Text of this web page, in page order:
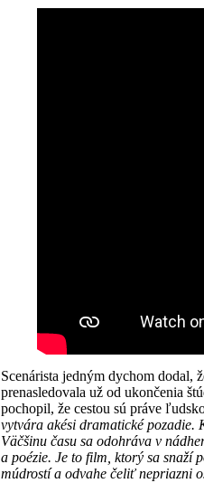
Scenárista jedným dychom dodal,
prenasledovala už od ukončenia
pochopil, že cestou sú práve
vytvára akési dramatické pozadie.
Väčšinu času sa odohráva v
a poézie. Je to film, ktorý sa snaží
múdrostí a odvahe čeliť nepriazni